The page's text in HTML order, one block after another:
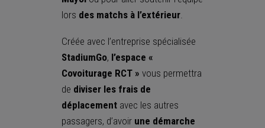
lors des matchs à l’extérieur
Créée avec l’entreprise spécialisée
StadiumGo, l’espace «
Covoiturage RCT » vous permettra
de diviser les frais de
déplacement avec les autres
passagers, d’avoir une démarche